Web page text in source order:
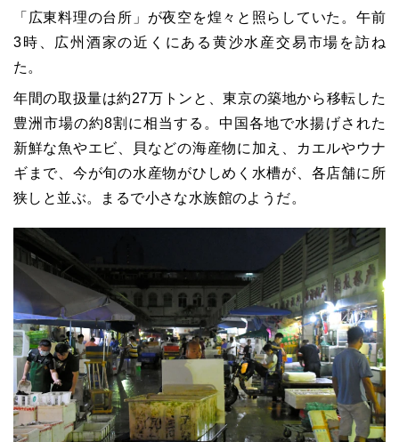
「広東料理の台所」が夜空を煌々と照らしていた。午前
3時、広州酒家の近くにある黄沙水産交易市場を訪ね
た。
年間の取扱量は約27万トンと、東京の築地から移転した
豊洲市場の約8割に相当する。中国各地で水揚げされた
新鮮な魚やエビ、貝などの海産物に加え、カエルやウナ
ギまで、今が旬の水産物がひしめく水槽が、各店舗に所
狭しと並ぶ。まるで小さな水族館のようだ。